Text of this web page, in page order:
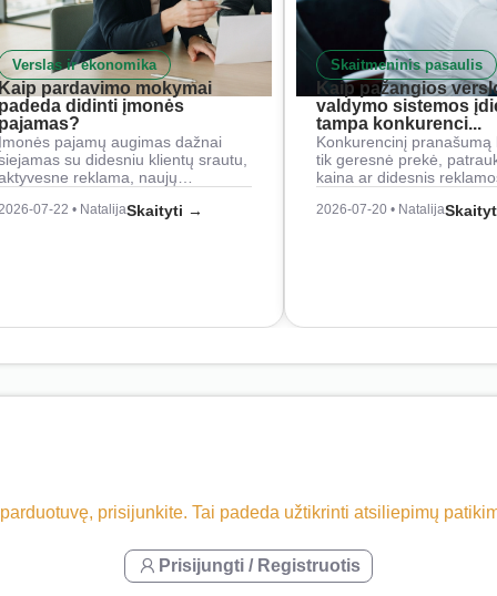
Verslas ir ekonomika
pardavimo mokymai
didinti įmonės
pajamų augimas dažnai
su didesniu klientų srautu,
reklama, naujų…
07-22 • NatalijaSkaityti →
Skaitmeninis pasaulis
Kaip pažangios
valdymo sistemos
tampa konkurenci...
Konkurencinį pranašumą
tik geresnė prekė,
kaina ar didesnis
2026-07-20 • Natalija
prisijunkite. Tai padeda užtikrinti atsiliepimų
Prisijungti / Registruotis